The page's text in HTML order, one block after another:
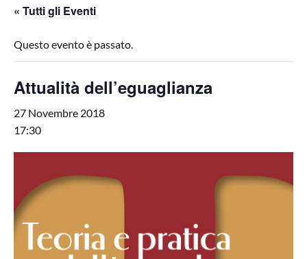
« Tutti gli Eventi
Questo evento è passato.
Attualità dell’eguaglianza
27 Novembre 2018
17:30